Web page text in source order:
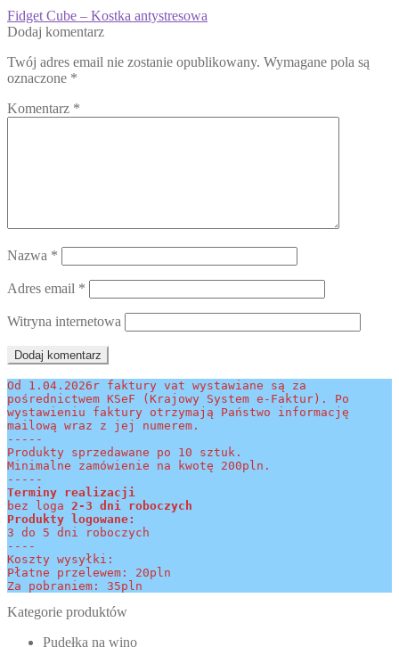
Nawigacja
wpisu
Poprzedni
wpis:
Fidget Cube – Kostka antystresowa
Dodaj komentarz
Twój adres email nie zostanie opublikowany. Wymagane pola są
oznaczone *
Komentarz *
Nazwa *
Adres email *
Witryna internetowa
Od 1.04.2026r faktury vat wystawiane są za
pośrednictwem KSeF (Krajowy System e-Faktur). Po
wystawieniu faktury otrzymają Państwo informację
mailową wraz z jej numerem.
-----
Produkty sprzedawane po 10 sztuk.
Minimalne zamówienie na kwotę 200pln.
-----
Terminy realizacji
bez loga 2-3 dni roboczych
Produkty logowane:
3 do 5 dni roboczych
----
Koszty wysyłki:
Płatne przelewem: 20pln
Za pobraniem: 35pln
Kategorie produktów
Pudełka na wino